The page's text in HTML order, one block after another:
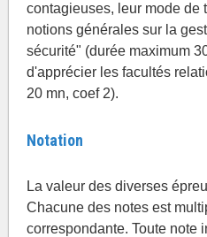
contagieuses, leur mode de
notions générales sur la
sécurité" (durée maximum
d'apprécier les facultés
20 mn, coef 2).
Notation
La valeur des diverses
Chacune des notes est
correspondante. Toute note